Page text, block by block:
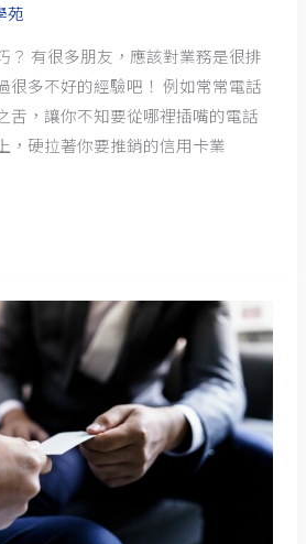
苑
？ 有很多朋友，應該對業務是很排
很多不好的經驗吧！ 例如常常電話
舌，讓你不知要從哪裡插嘴的電話
，硬拉著你要推銷的信用卡業